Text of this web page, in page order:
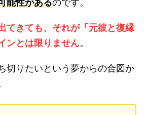
能性があるのです。
てきても、それが「元彼と復縁
ンとは限りません。
切りたいという夢からの合図か